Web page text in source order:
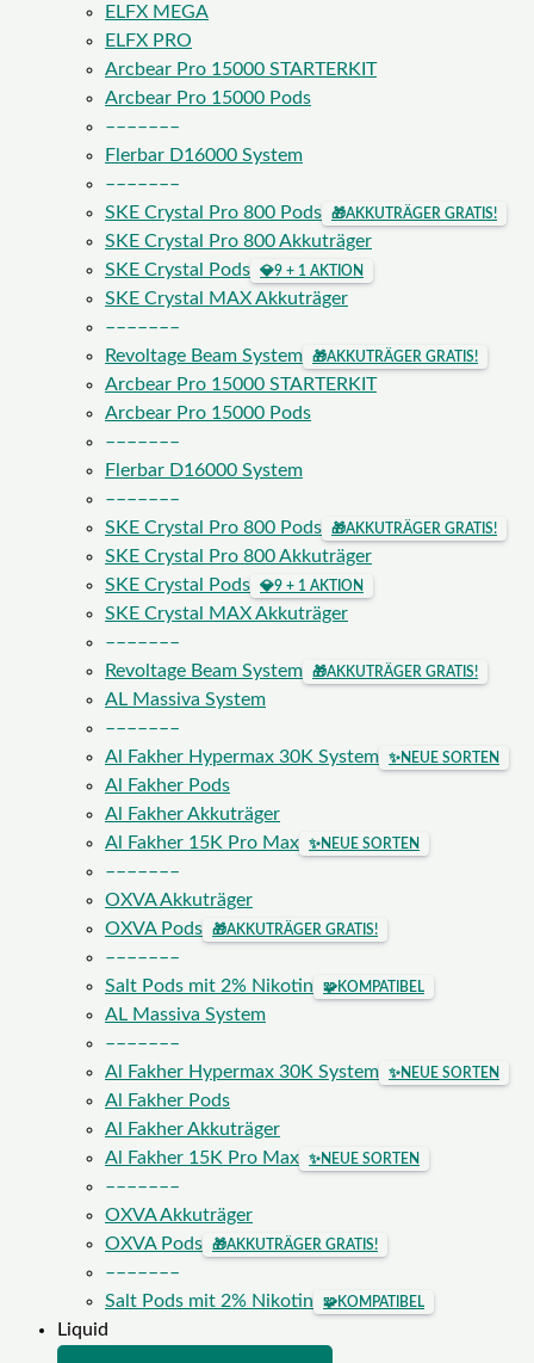
ELFX MEGA
ELFX PRO
Arcbear Pro 15000 STARTERKIT
Arcbear Pro 15000 Pods
–––––––
Flerbar D16000 System
–––––––
SKE Crystal Pro 800 Pods
🎁AKKUTRÄGER GRATIS!
SKE Crystal Pro 800 Akkuträger
SKE Crystal Pods
💎9 + 1 AKTION
SKE Crystal MAX Akkuträger
–––––––
Revoltage Beam System
🎁AKKUTRÄGER GRATIS!
Arcbear Pro 15000 STARTERKIT
Arcbear Pro 15000 Pods
–––––––
Flerbar D16000 System
–––––––
SKE Crystal Pro 800 Pods
🎁AKKUTRÄGER GRATIS!
SKE Crystal Pro 800 Akkuträger
SKE Crystal Pods
💎9 + 1 AKTION
SKE Crystal MAX Akkuträger
–––––––
Revoltage Beam System
🎁AKKUTRÄGER GRATIS!
AL Massiva System
–––––––
Al Fakher Hypermax 30K System
✨NEUE SORTEN
Al Fakher Pods
Al Fakher Akkuträger
Al Fakher 15K Pro Max
✨NEUE SORTEN
–––––––
OXVA Akkuträger
OXVA Pods
🎁AKKUTRÄGER GRATIS!
–––––––
Salt Pods mit 2% Nikotin
🧩KOMPATIBEL
AL Massiva System
–––––––
Al Fakher Hypermax 30K System
✨NEUE SORTEN
Al Fakher Pods
Al Fakher Akkuträger
Al Fakher 15K Pro Max
✨NEUE SORTEN
–––––––
OXVA Akkuträger
OXVA Pods
🎁AKKUTRÄGER GRATIS!
–––––––
Salt Pods mit 2% Nikotin
🧩KOMPATIBEL
Liquid